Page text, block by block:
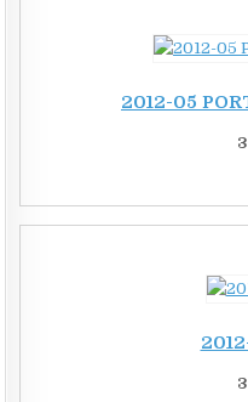
2012-05
3
3